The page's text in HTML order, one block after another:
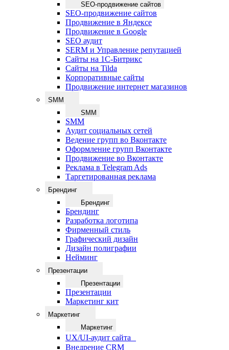
SEO-продвижение сайтов
SEO-продвижение сайтов
Продвижение в Яндексе
Продвижение в Google
SEO аудит
SERM и Управление репутацией
Сайты на 1С-Битрикс
Сайты на Tilda
Корпоративные сайты
Продвижение интернет магазинов
SMM
SMM
SMM
Аудит социальных сетей
Ведение групп во Вконтакте
Оформление групп Вконтакте
Продвижение во Вконтакте
Реклама в Telegram Ads
Таргетированная реклама
Брендинг
Брендинг
Брендинг
Разработка логотипа
Фирменный стиль
Графический дизайн
Дизайн полиграфии
Нейминг
Презентации
Презентации
Презентации
Маркетинг кит
Маркетинг
Маркетинг
UX/UI-аудит сайта
Внедрение CRM